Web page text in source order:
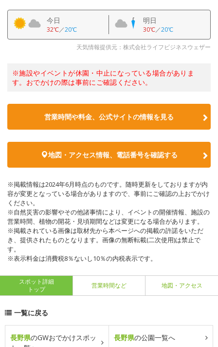
今日
32℃／20℃
明日
30℃／20℃
天気情報提供元：株式会社ライフビジネスウェザー
※施設やイベントが休園・中止になっている場合がありま
す。おでかけの際は事前にご確認ください。
営業時間や料金、公式サイトの情報を見る
地図・アクセス情報、電話番号を確認する
※掲載情報は2024年6月時点のものです。随時更新をしておりますが内
容が変更となっている場合がありますので、事前にご確認の上おでかけ
ください。
※自然災害の影響やその他諸事情により、イベントの開催情報、施設の
営業時間、植物の開花・見頃期間などは変更になる場合があります。
※掲載されている画像は取材先から本ページへの掲載の許諾をいただ
き、提供されたものとなります。画像の無断転載(二次使用)は禁止で
す。
※表示料金は消費税8％ないし10％の内税表示です。
スポット詳細
トップ
営業時間など 地図・アクセス
一覧に戻る
長野県のGWおでかけスポッ
長野県の公園一覧へ